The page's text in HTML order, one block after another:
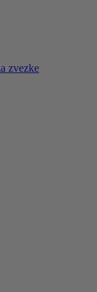
zvezke